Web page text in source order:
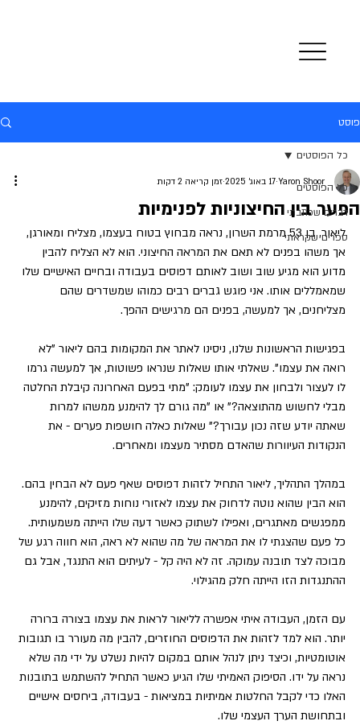
פוסט
כל הפוסטים
דברים שכתבתי
ספרים שקראתי
כל הפוסטים
הפער בין החיצוניות לפנימיות
Yaron Shoor 17 באוג׳ 2025 זמן קריאה 2 דקות
ליאור, בן 53 מרמת השרון, נראה מבחוץ בטוח בעצמו, מצליח ומאורגן,
אך משהו בפנים לא תאם את המראה החיצוני. הוא לא הצליח להבין
מדוע הוא מגיע שוב ושוב לאותם דפוסים בעבודה ובחיים האישיים שלו
שמאמללים אותו. אני פוגש גברים רבים כמוהו שמשדרים שהם
מצליחנים, אך למעשה, בפנים הם מרגישים ההפך.
בפגישות הראשונות שלנו, ניסינו לאתר את המקומות בהם ליאור "לא
רואה את עצמו". שאלתי אותו שאלות שנראו פשוטות, אך למעשה גרמו
לו לעצור ולבחון את עצמו לעומק: "מתי בפעם האחרונה קיבלת החלטה
מבלי לחשוש מהתוצאה?" או "מה גורם לך להימנע ממשהו למרות
שאתה יודע שזה נכון עבורך?" שאלות כאלה חושפות פערים - את
הנקודות העיוורות שהאדם מסתיר מעצמו ומאחרים.
במהלך התהליך, ליאור התחיל לזהות דפוסים שאף פעם לא הבחין בהם.
הוא הבין שהוא נוטה לדחוק את עצמו לאזורי נוחות מזיקים, להימנע
ממפגשים מאתגרים, ואפילו לשתוק כאשר דעה שלו הייתה משמעותית.
כל פעם שהצגתי לו את המראה של מה שהוא לא ראה, הוא חווה רגע של
מבוכה לצד תובנה עמוקה. זה לא היה קל - לעיתים הוא התנגד, אבל גם
ההתנגדות הזו הייתה חלק מהגילוי.
עם הזמן, העבודה איתי אפשרה לליאור לראות את עצמו בצורה ברורה
יותר. הוא למד לזהות את הדפוסים החוזרים, להבין מה מעורר בו תגובות
אוטומטיות, וכיצד ניתן לנהל אותם במקום להיות נשלט על ידי מה שלא
נראה על ידו. הסיפוק האמיתי שלו הגיע כאשר התחיל להשתמש בתובנות
האלו כדי לקבל החלטות אמיתיות במציאות - בעבודה, ביחסים אישיים
ובתחושת הערך העצמי שלו.